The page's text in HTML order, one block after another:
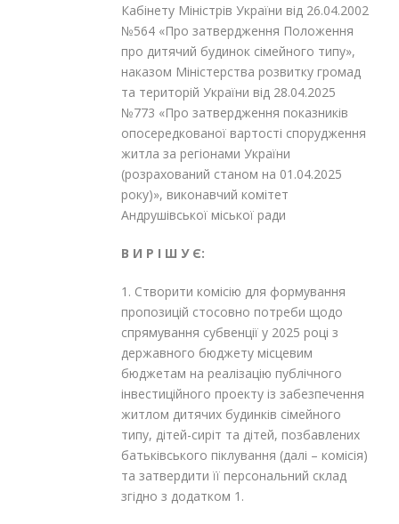
Кабінету Міністрів України від 26.04.2002
№564 «Про затвердження Положення
про дитячий будинок сімейного типу»,
наказом Міністерства розвитку громад
та територій України від 28.04.2025
№773 «Про затвердження показників
опосередкованої вартості спорудження
житла за регіонами України
(розрахований станом на 01.04.2025
року)», виконавчий комітет
Андрушівської міської ради
В И Р І Ш У Є:
1. Створити комісію для формування
пропозицій стосовно потреби щодо
спрямування субвенції у 2025 році з
державного бюджету місцевим
бюджетам на реалізацію публічного
інвестиційного проекту із забезпечення
житлом дитячих будинків сімейного
типу, дітей-сиріт та дітей, позбавлених
батьківського піклування (далі – комісія)
та затвердити її персональний склад
згідно з додатком 1.